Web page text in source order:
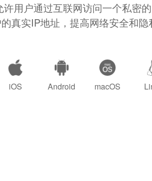
许用户通过互联网访问一个私密
真实IP地址，提高网络安全和隐
iOS Android macOS